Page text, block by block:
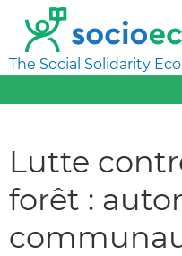
The Social Solidarity
Lutte
forêt :